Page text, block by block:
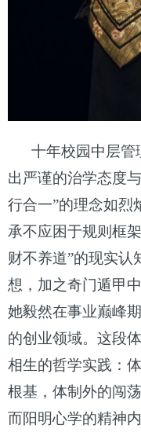
十年校园中层管
出严谨的治学态度
行合一”的理念如
承不应困于规则框
财不养道”的现实认
想，加之奇门遁甲
她毅然在事业巅峰
的创业领域。这段
相生的哲学实践：
根基，体制外的闯
而阳明心学的精神